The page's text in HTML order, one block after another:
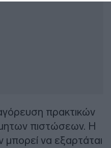
πρακτικών
πιστώσεων. Η
να εξαρτάται